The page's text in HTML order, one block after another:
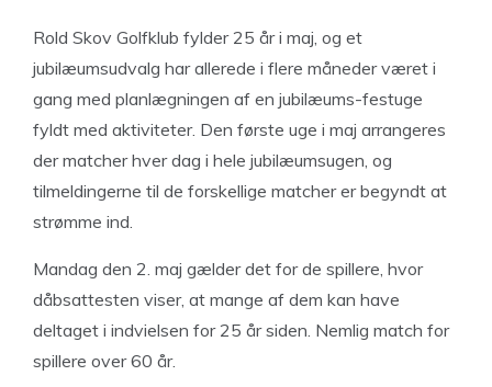
Rold Skov Golfklub fylder 25 år i maj, og et
jubilæumsudvalg har allerede i flere måneder været i
gang med planlægningen af en jubilæums-festuge
fyldt med aktiviteter. Den første uge i maj arrangeres
der matcher hver dag i hele jubilæumsugen, og
tilmeldingerne til de forskellige matcher er begyndt at
strømme ind.
Mandag den 2. maj gælder det for de spillere, hvor
dåbsattesten viser, at mange af dem kan have
deltaget i indvielsen for 25 år siden. Nemlig match for
spillere over 60 år.